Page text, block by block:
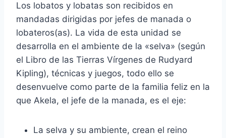
Los lobatos y lobatas son recibidos en
mandadas dirigidas por jefes de manada o
lobateros(as). La vida de esta unidad se
desarrolla en el ambiente de la «selva» (según
el Libro de las Tierras Vírgenes de Rudyard
Kipling), técnicas y juegos, todo ello se
desenvuelve como parte de la familia feliz en la
que Akela, el jefe de la manada, es el eje:
La selva y su ambiente, crean el reino